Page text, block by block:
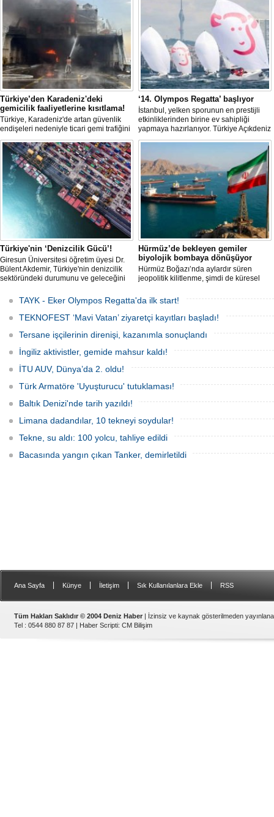
Türkiye’den Karadeniz'deki
gemicilik faaliyetlerine kısıtlama!
Türkiye, Karadeniz'de artan güvenlik
endişeleri nedeniyle ticari gemi trafiğini
kısıtlamaya başladı. Bu durum,
bölgedeki gıda güvenliğini tehdit ediyor.
‘14. Olympos Regatta’ başlıyor
İstanbul, yelken sporunun en prestijli
etkinliklerinden birine ev sahipliği
yapmaya hazırlanıyor. Türkiye Açıkdeniz
Yarış Kulübü (TAYK), Türkiye Yelken
birliğiyle hayata geçirilecek olan 14.
TAYK - Eker Olympos Regatta, 7
Ağustos'ta start alacak ve 16 Ağustos'a
kadar deniz tutkunlarını bir araya
getirecek. "Rüzgâ
Türkiye'nin ‘Denizcilik Gücü’!
Giresun Üniversitesi öğretim üyesi Dr.
Bülent Akdemir, Türkiye'nin denizcilik
sektöründeki durumunu ve geleceğini
Hürmüz’de bekleyen gemiler
biyolojik bombaya dönüşüyor
Hürmüz Boğazı’nda aylardır süren
jeopolitik kilitlenme, şimdi de küresel
aralamış olabilir. Sıcak sularda
hareketsiz bekleyen binden fazla gemi,
istilacı deniz canlıları için devasa bir
üreme merkezine dönüşmüş durumda.
TAYK - Eker Olympos Regatta'da ilk start!
TEKNOFEST ‘Mavi Vatan’ ziyaretçi kayıtları başladı!
Tersane işçilerinin direnişi, kazanımla sonuçlandı
İngiliz aktivistler, gemide mahsur kaldı!
İTU AUV, Dünya’da 2. oldu!
Türk Armatöre 'Uyuşturucu' tutuklaması!
Baltık Denizi'nde tarih yazıldı!
Limana dadandılar, 10 tekneyi soydular!
Tekne, su aldı: 100 yolcu, tahliye edildi
Bacasında yangın çıkan Tanker, demirletildi
Ana Sayfa Künye İletişim Sık Kullanılanlara Ekle RSS
Tüm Hakları Saklıdır © 2004 Deniz Haber | İzinsiz ve kaynak gösterilmeden
Tel : 0544 880 87 87 | Haber Scripti: CM Bilişim